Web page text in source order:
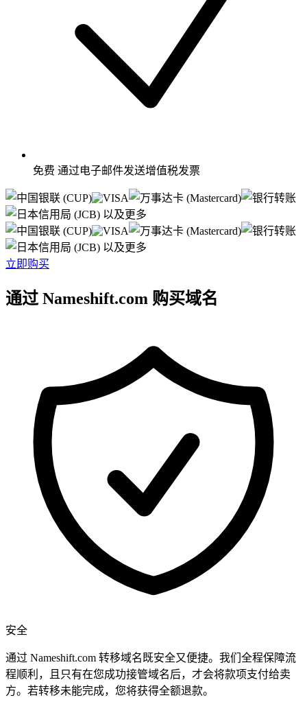
免费 通过电子邮件发送增值税发票
以及更多
以及更多
立即购买
通过 Nameshift.com 购买域名
安全
通过 Nameshift.com 转移域名既安全又便捷。我们全程保障流
程顺利，且只有在您成功接管域名后，才会将款项支付给卖
方。若转移未能完成，您将获得全额退款。